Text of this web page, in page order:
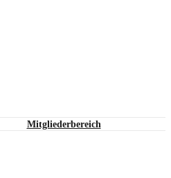
Mitgliederbereich